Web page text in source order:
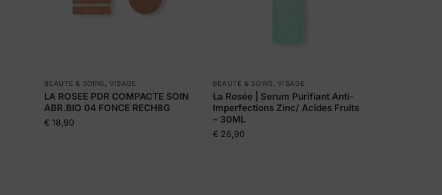
BEAUTÉ & SOINS , VISAGE
LA ROSEE PDR COMPACTE SOIN
ABR.BIO 04 FONCE RECH8G
€ 18,90
BEAUTÉ & SOINS ,VISAGE
La Rosée | Serum Purifiant Anti-
Imperfections Zinc/ Acides Fruits
– 30ML
€ 26,90